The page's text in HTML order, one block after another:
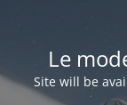
Le
Site will be